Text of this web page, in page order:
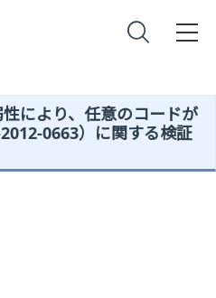
により、任意のコードが
0663）に関する検証